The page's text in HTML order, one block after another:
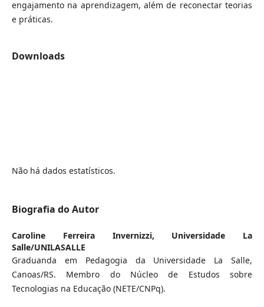
engajamento na aprendizagem, além de reconectar teorias
e práticas.
Downloads
Não há dados estatísticos.
Biografia do Autor
Caroline Ferreira Invernizzi, Universidade La
Salle/UNILASALLE
Graduanda em Pedagogia da Universidade La Salle,
Canoas/RS. Membro do Núcleo de Estudos sobre
Tecnologias na Educação (NETE/CNPq).